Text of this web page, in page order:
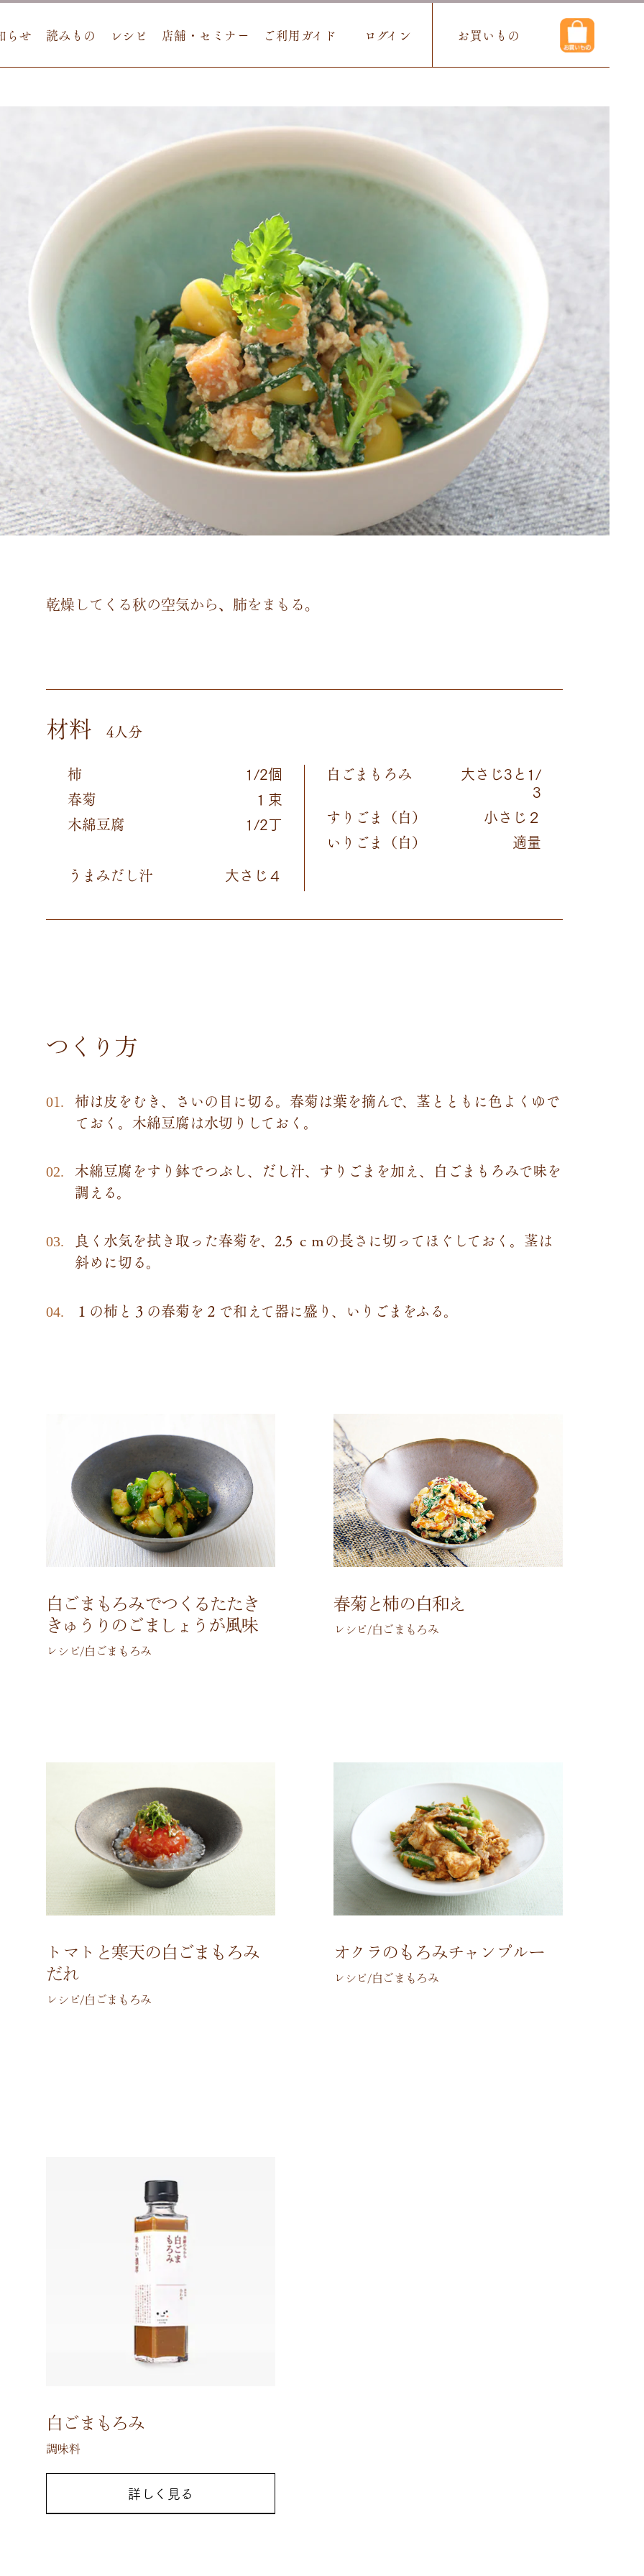
らせ 読みもの レシピ 店舗・セミナー ご利用ガイド ログイン お買いもの
乾燥してくる秋の空気から、肺をまもる。
材料
4人分
柿
1/2個
春菊 １束
木綿豆腐 1/2丁
うまみだし汁 大さじ４
白ごまもろみ 大さじ3と1/
3
すりごま（白） 小さじ２
いりごま（白） 適量
つくり方
柿は皮をむき、さいの目に切る。春菊は葉を摘んで、茎とともに色よくゆで
ておく。木綿豆腐は水切りしておく。
木綿豆腐をすり鉢でつぶし、だし汁、すりごまを加え、白ごまもろみで味を
調える。
良く水気を拭き取った春菊を、2.5 ｃｍの長さに切ってほぐしておく。茎は
斜めに切る。
１の柿と３の春菊を２で和えて器に盛り、いりごまをふる。
白ごまもろみでつくるたたき
きゅうりのごましょうが風味
レシピ/白ごまもろみ
春菊と柿の白和え
レシピ/白ごまもろみ
トマトと寒天の白ごまもろみ
だれ
レシピ/白ごまもろみ
オクラのもろみチャンプルー
レシピ/白ごまもろみ
白ごまもろみ
調味料
詳しく見る